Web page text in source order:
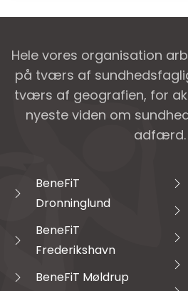
Hele vores organisation
på tværs af
tværs af geografien, for
nyeste viden om
adfærd.
BeneFiT
Dronninglund
BeneFiT
Frederikshavn
BeneFiT Møldrup